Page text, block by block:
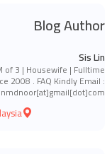
Blog Author
Sis Lin
of 3 | Housewife | Fulltime
2008 . FAQ Kindly Email :